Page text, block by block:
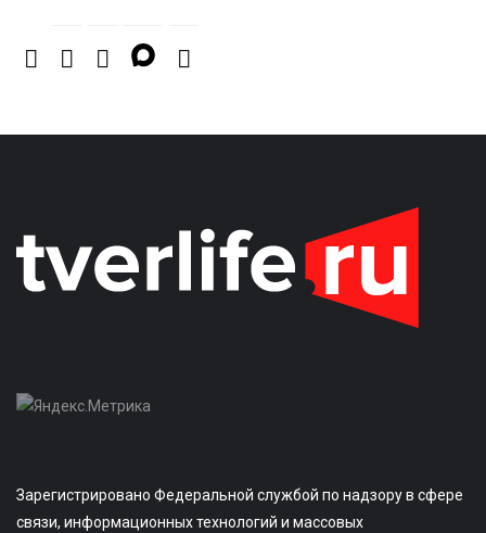
Зарегистрировано Федеральной службой по надзору в сфере
связи, информационных технологий и массовых